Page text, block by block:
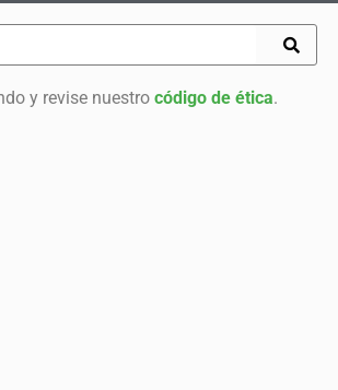
y revise nuestro código de ética.